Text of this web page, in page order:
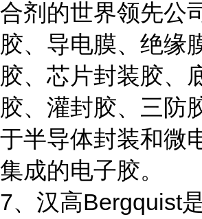
合剂的世界领先公
胶、导电膜、绝缘
胶、芯片封装胶、
胶、灌封胶、三防
于半导体封装和微
集成的电子胶。
7、汉高Bergquist